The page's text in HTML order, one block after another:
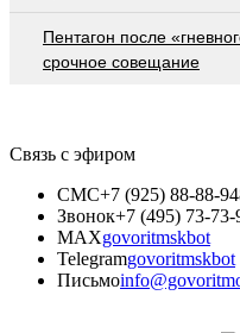
Пентагон после
срочное совещание
Связь с эфиром
СМС+7 (925) 88-88-
Звонок+7 (495) 73-73-
MAXgovoritmskbot
Telegramgovoritmskbot
Письмо